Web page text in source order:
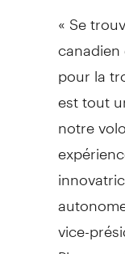
« Se
pour la
est tout
notre
vice-